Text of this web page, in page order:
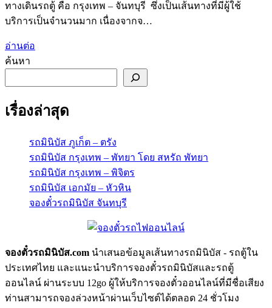
ทางเดินรถตู้ คือ กรุงเทพ – จันทบุรี ซึ่งเป็นเส้นทางที่มีผู้ใช้
บริการเป็นจำนวนมาก เนื่องจากจ…
อ่านต่อ
ค้นหา
เรื่องล่าสุด
รถมินิบัส ภูเก็ต – ตรัง
รถมินิบัส กรุงเทพ – พัทยา โดย สหรัถ พัทยา
รถมินิบัส กรุงเทพ – พิจิตร
รถมินิบัส เอกมัย – หัวหิน
จองตั๋วรถมินิบัส จันทบุรี
จองตั๋วรถมินิบัส.com นำเสนอข้อมูลเส้นทางรถมินิบัส - รถตู้ใน
ประเทศไทย และแนะนำบริการจองตั๋วรถมินิบัสและรถตู้
ออนไลน์ ผ่านระบบ 12go ผู้ให้บริการจองตั๋วออนไลน์ที่มีชื่อเสียง
ท่านสามารถจองล่วงหน้าผ่านเว็บไซต์ได้ตลอด 24 ชั่วโมง